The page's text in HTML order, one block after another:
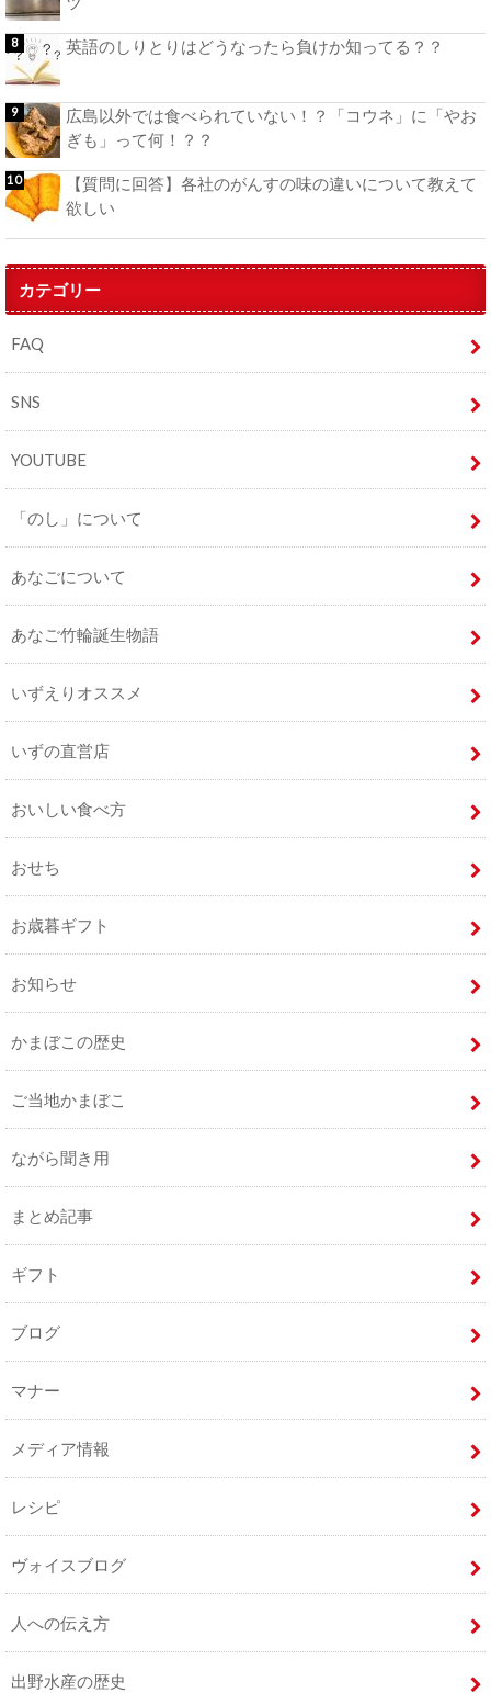
英語のしりとりはどうなったら負けか知ってる？？
広島以外では食べられていない！？「コウネ」に「やお
ぎも」って何！？？
【質問に回答】各社のがんすの味の違いについて教えて
欲しい
カテゴリー
FAQ
SNS
YOUTUBE
「のし」について
あなごについて
あなご竹輪誕生物語
いずえりオススメ
いずの直営店
おいしい食べ方
おせち
お歳暮ギフト
お知らせ
かまぼこの歴史
ご当地かまぼこ
ながら聞き用
まとめ記事
ギフト
ブログ
マナー
メディア情報
レシピ
ヴォイスブログ
人への伝え方
出野水産の歴史